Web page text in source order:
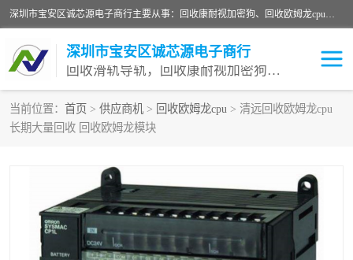
深圳市宝安区诚芯源电子商行主要从事：回收康耐视加密狗、回收欧姆龙cpu、回收欧姆龙模块等 一站式收购,能迅速便捷为客户消化库存、减少仓储、回笼资金，我们交易灵活方便，现金支付，价格优势合理，在业务方面赢得广大客户的一致好评 热情欢迎有库存需要处理的客户 请尽快联系我们
深圳市宝安区诚芯源电子商行
回收滑轨导轨，回收康耐视加密狗，回收欧姆龙PLC
当前位置： 首页 > 供应商机 > 回收欧姆龙cpu > 清远回收欧姆龙cpu
长期大量回收 回收欧姆龙模块
回收欧姆龙模块
回收欧姆龙cpu